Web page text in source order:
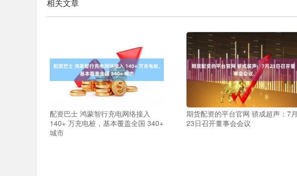
相关文章
配资巴士 鸿蒙智行充电网络接入
140+ 万充电桩，基本覆盖全国 340+
城市
期货配资的平台官网 骄成超声：7月
23日召开董事会会议